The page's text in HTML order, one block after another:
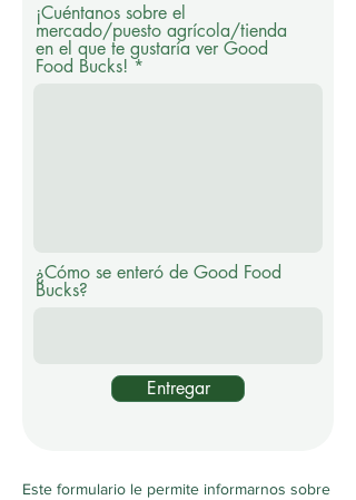
¡Cuéntanos sobre el
mercado/puesto agrícola/tienda
en el que te gustaría ver Good
Food Bucks!
¿Cómo se enteró de Good Food
Bucks?
Entregar
Este formulario le permite informarnos sobre